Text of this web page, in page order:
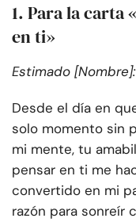
1. Para la carta
en ti»
Estimado [Nombre]:
Desde el día en
solo momento sin
mi mente, tu
pensar en ti me
convertido en mi
razón para sonreír